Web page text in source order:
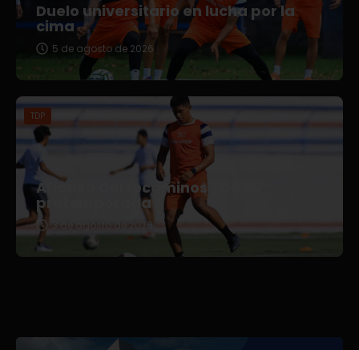
Duelo universitario en lucha por la
cima
5 de agosto de 2026
TDP
Afianza Correcaminos TDP su
pretemporada
3 de agosto de 2026